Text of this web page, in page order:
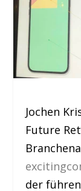
Jochen
Future
der